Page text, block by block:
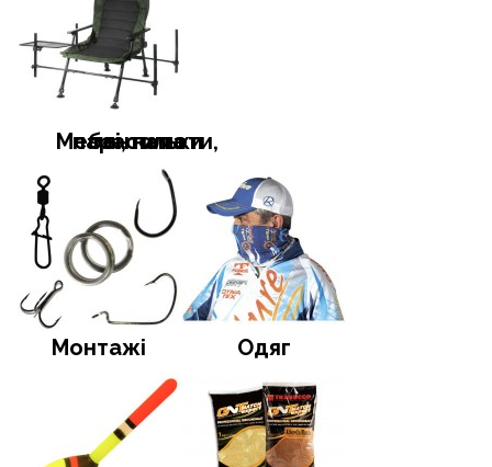
Меблі, намети, тенти та парасольки
Монтажі Одяг